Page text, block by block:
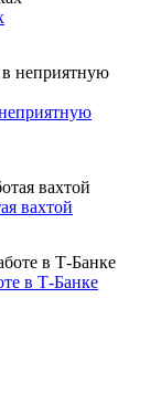
вахтой
в Т-Банке